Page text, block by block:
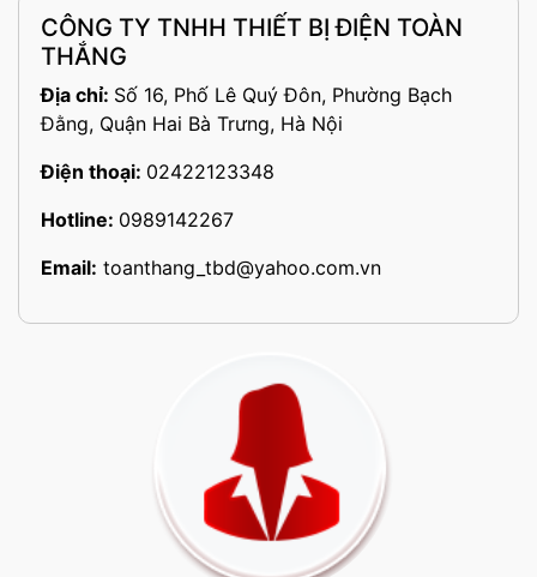
CÔNG TY TNHH THIẾT BỊ ĐIỆN TOÀN
THẮNG
Địa chỉ: Số 16, Phố Lê Quý Đôn, Phường Bạch
Đằng, Quận Hai Bà Trưng, Hà Nội
Điện thoại: 02422123348
Hotline: 0989142267
Email: toanthang_tbd@yahoo.com.vn